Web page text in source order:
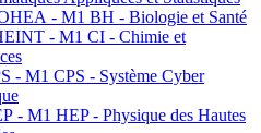
- M1 BH - Biologie et Santé
- M1 CI - Chimie et
- M1 CPS - Système Cyber
- M1 HEP - Physique des Hautes